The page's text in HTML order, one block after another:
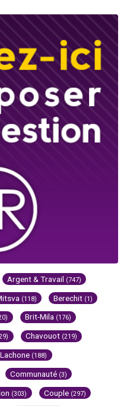
Argent & Travail (747)
(118) Berechit (1)
Brit-Mila (176)
Chavouot (219)
(188)
Communauté (3)
(303) Couple (297)